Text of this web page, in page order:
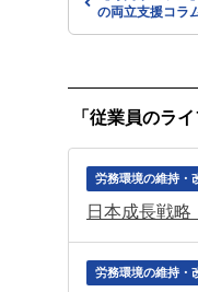
の両立支援コラ
「従業員のラ
労務環境の維持・
日本成長戦
労務環境の維持・